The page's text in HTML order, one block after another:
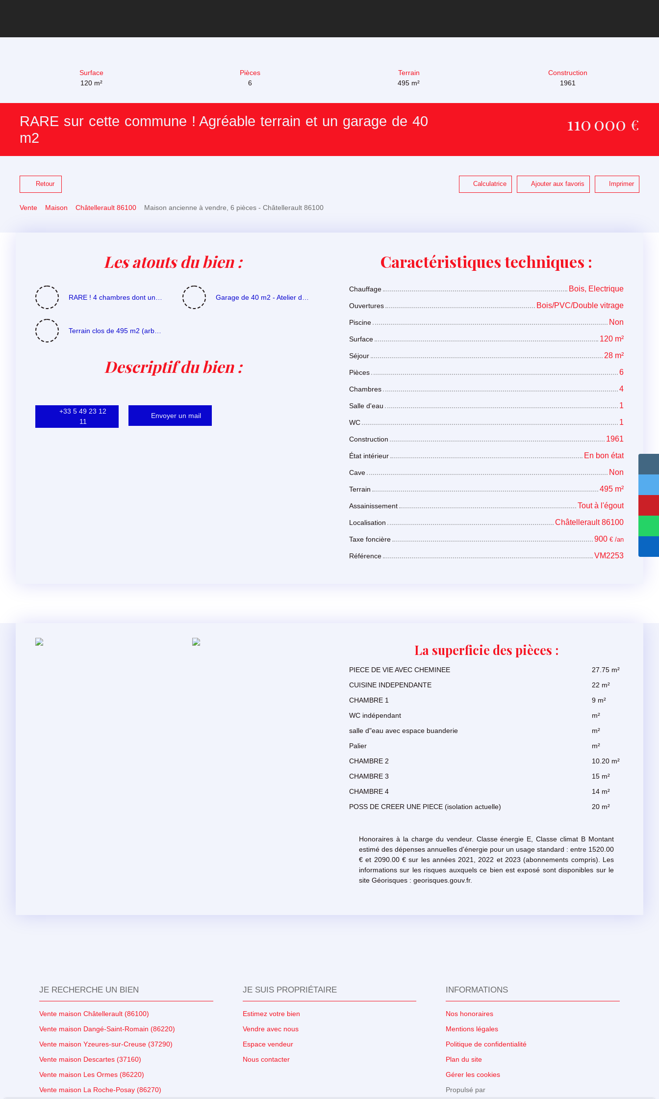
Surface
120 m²
Pièces
6
Terrain
495 m²
Construction
1961
RARE sur cette commune ! Agréable terrain et un garage de 40
m2
110 000 €
Retour Calculatrice Ajouter aux favoris Imprimer
Vente Maison Châtellerault 86100 Maison ancienne à vendre, 6 pièces - Châtellerault 86100
Les atouts du bien :
Terrain clos de 495 m2 (arbres fruitiers et potager) avec un puits
Descriptif du bien:
+33 5 49 23 12
11
Envoyer un mail
Caractéristiques techniques :
Chauffage Bois, Electrique
Ouvertures Bois/PVC/Double vitrage
Piscine Non
Surface 120 m²
Séjour 28 m²
Pièces 6
Chambres 4
Salle d'eau 1
WC 1
Construction 1961
État intérieur En bon état
Cave Non
Terrain 495 m²
Assainissement Tout à l'égout
Localisation Châtellerault 86100
Taxe foncière 900 € /an
Référence VM2253
La superficie des pièces :
PIECE DE VIE AVEC CHEMINEE
27.75 m²
CUISINE INDEPENDANTE
22 m²
CHAMBRE 1
9 m²
WC indépendant
m²
salle d"eau avec espace buanderie
m²
Palier
m²
CHAMBRE 2
10.20 m²
CHAMBRE 3
15 m²
CHAMBRE 4
14 m²
POSS DE CREER UNE PIECE (isolation actuelle)
20 m²
Honoraires à la charge du vendeur. Classe énergie E, Classe climat B Montant
estimé des dépenses annuelles d'énergie pour un usage standard : entre 1520.00
€ et 2090.00 € sur les années 2021, 2022 et 2023 (abonnements compris). Les
informations sur les risques auxquels ce bien est exposé sont disponibles sur le
site Géorisques : georisques.gouv.fr.
JE RECHERCHE UN BIEN
Vente maison Châtellerault (86100)
Vente maison Dangé-Saint-Romain (86220)
Vente maison Yzeures-sur-Creuse (37290)
Vente maison Descartes (37160)
Vente maison Les Ormes (86220)
Vente maison La Roche-Posay (86270)
JE SUIS PROPRIÉTAIRE
Estimez votre bien
Vendre avec nous
Espace vendeur
Nous contacter
INFORMATIONS
Nos honoraires
Mentions légales
Politique de confidentialité
Plan du site
Gérer les cookies
Propulsé par